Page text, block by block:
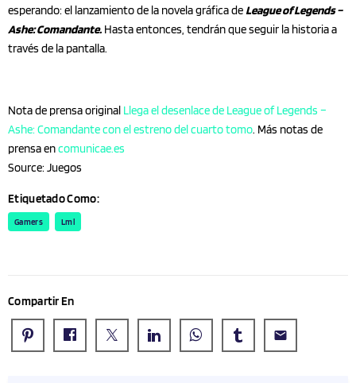
esperando: el lanzamiento de la novela gráfica deLeague of Legends –
Ashe: Comandante. Hasta entonces, tendrán que seguir la historia a
través de la pantalla.
Nota de prensa original Llega el desenlace de League of Legends –
Ashe: Comandante con el estreno del cuarto tomo. Más notas de
prensa encomunicae.es
Source: Juegos
Etiquetado Como:
Gamers Lml
Compartir En
email